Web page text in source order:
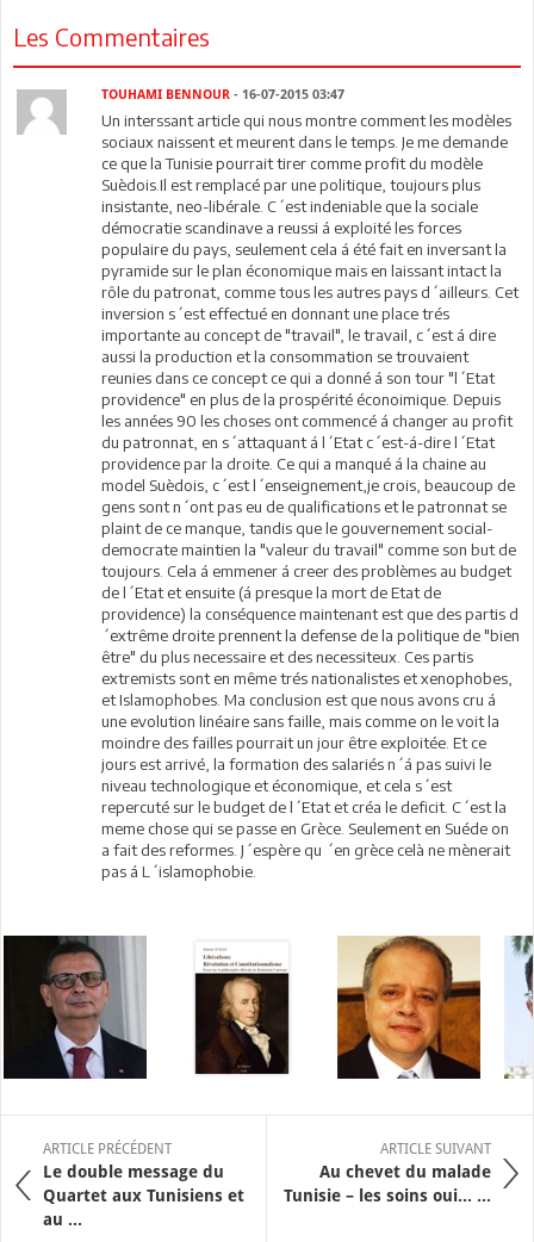
Les Commentaires
TOUHAMI BENNOUR - 16-07-2015 03:47
Un interssant article qui nous montre comment les modèles
sociaux naissent et meurent dans le temps. Je me demande
ce que la Tunisie pourrait tirer comme profit du modèle
Suèdois.Il est remplacé par une politique, toujours plus
insistante, neo-libérale. C´est indeniable que la sociale
démocratie scandinave a reussi á exploité les forces
populaire du pays, seulement cela á été fait en inversant la
pyramide sur le plan économique mais en laissant intact la
rôle du patronat, comme tous les autres pays d´ailleurs. Cet
inversion s´est effectué en donnant une place trés
importante au concept de "travail", le travail, c´est á dire
aussi la production et la consommation se trouvaient
reunies dans ce concept ce qui a donné á son tour "l´Etat
providence" en plus de la prospérité éconoimique. Depuis
les années 90 les choses ont commencé á changer au profit
du patronnat, en s´attaquant á l´Etat c´est-á-dire l´Etat
providence par la droite. Ce qui a manqué á la chaine au
model Suèdois, c´est l´enseignement,je crois, beaucoup de
gens sont n´ont pas eu de qualifications et le patronnat se
plaint de ce manque, tandis que le gouvernement social-
democrate maintien la "valeur du travail" comme son but de
toujours. Cela á emmener á creer des problèmes au budget
de l´Etat et ensuite (á presque la mort de Etat de
providence) la conséquence maintenant est que des partis d
´extrême droite prennent la defense de la politique de "bien
être" du plus necessaire et des necessiteux. Ces partis
extremists sont en même trés nationalistes et xenophobes,
et Islamophobes. Ma conclusion est que nous avons cru á
une evolution linéaire sans faille, mais comme on le voit la
moindre des failles pourrait un jour être exploitée. Et ce
jours est arrivé, la formation des salariés n´á pas suivi le
niveau technologique et économique, et cela s´est
repercuté sur le budget de l´Etat et créa le deficit. C´est la
meme chose qui se passe en Grèce. Seulement en Suéde on
a fait des reformes. J´espère qu ´en grèce celà ne mènerait
pas á L´islamophobie.
ARTICLE PRÉCÉDENT
Le double message du
Quartet aux Tunisiens et
au ...
ARTICLE SUIVANT
Au chevet du malade
Tunisie – les soins oui… ...